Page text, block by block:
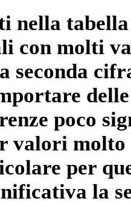
nella
con molti
seconda
poco
valori
per
la